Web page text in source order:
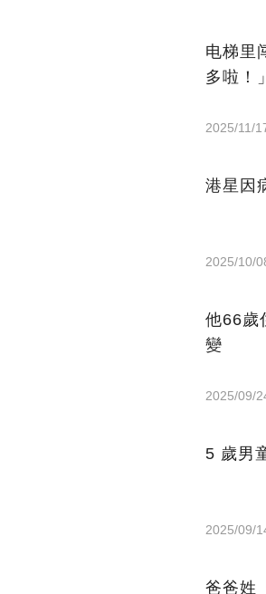
电梯里
多啦！」
2025/11/
港星因
2025/10/
他66歲
變
2025/09/
5 歲男
2025/09/
爸爸姓